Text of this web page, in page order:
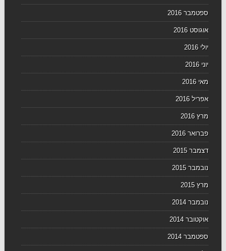
ספטמבר 2016
אוגוסט 2016
יולי 2016
יוני 2016
מאי 2016
אפריל 2016
מרץ 2016
פברואר 2016
דצמבר 2015
נובמבר 2015
מרץ 2015
נובמבר 2014
אוקטובר 2014
ספטמבר 2014